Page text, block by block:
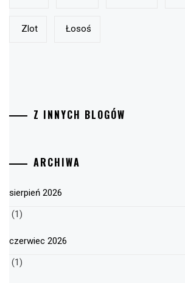
Zlot Łosoś
Z INNYCH BLOGÓW
ARCHIWA
sierpień 2026
(1)
czerwiec 2026
(1)